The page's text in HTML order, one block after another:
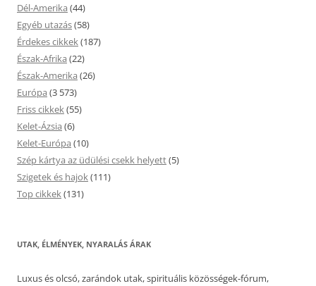
Dél-Amerika (44)
Egyéb utazás(58)
Érdekes cikkek(187)
Észak-Afrika (22)
Észak-Amerika (26)
Európa (3 573)
Friss cikkek(55)
Kelet-Ázsia (6)
Kelet-Európa (10)
Szép kártya az üdülési csekk helyett(5)
Szigetek és hajok(111)
Top cikkek(131)
UTAK, ÉLMÉNYEK, NYARALÁS ÁRAK
Luxus és olcsó, zarándok utak, spirituális közösségek-fórum,